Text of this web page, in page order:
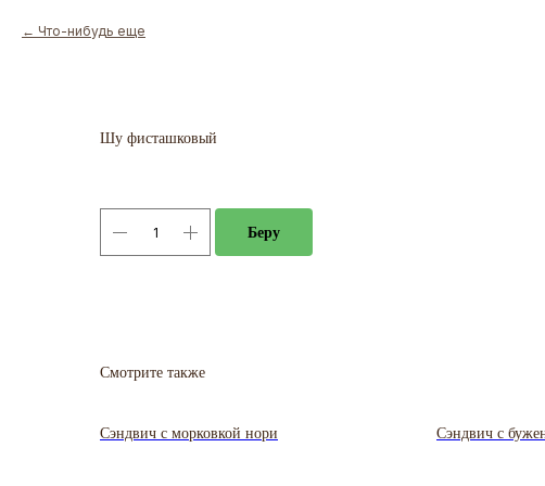
Что-нибудь еще
Шу фисташковый
Беру
Смотрите также
Сэндвич с морковкой нори Сэндвич с